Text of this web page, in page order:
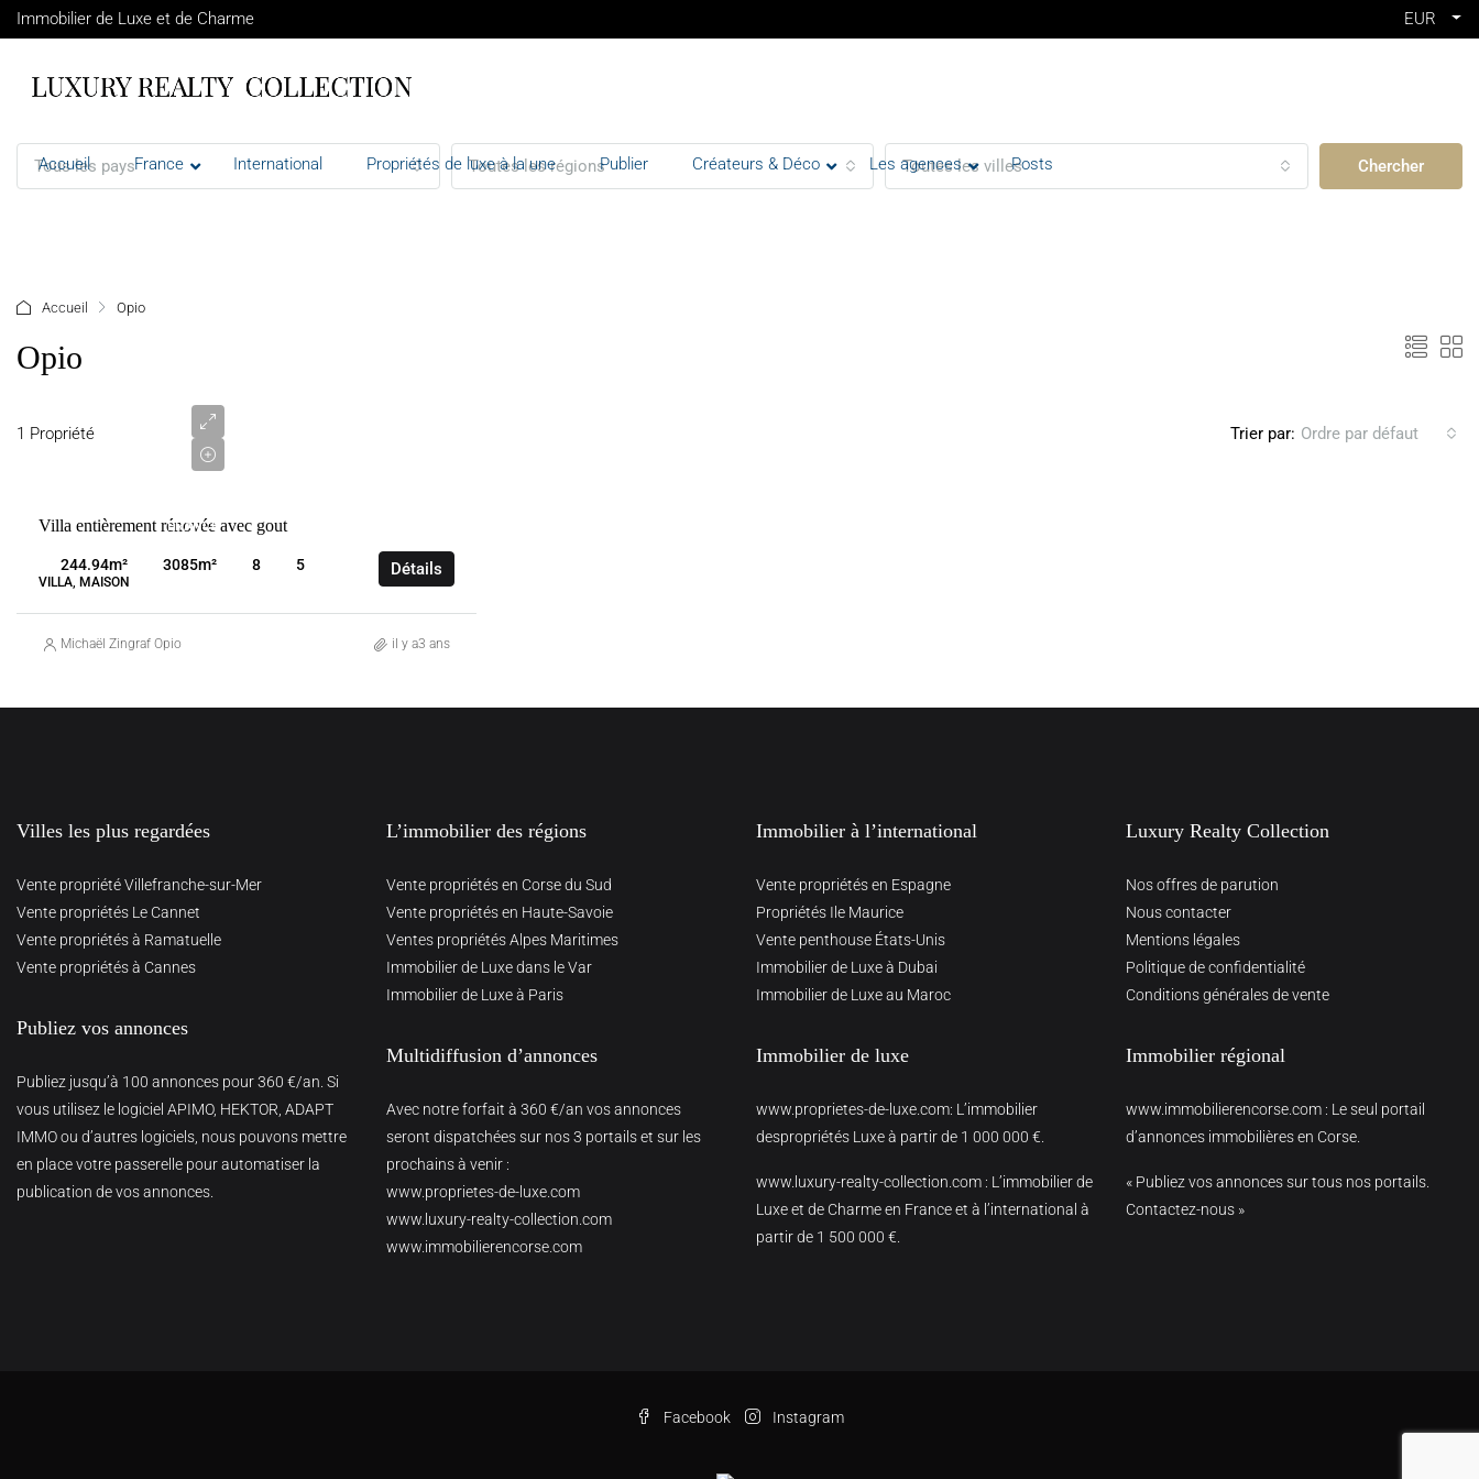
Immobilier de Luxe et de Charme EUR
Accueil France International Propriétés de luxe à la une Publier Créateurs & Déco Les agences Posts
Tous les pays Toutes les régions Toutes les villes Chercher
Accueil Opio
Opio
1 Propriété Trier par: Ordre par défaut
FRANCE
Villa entièrement rénovée avec gout
244.94m² 3085m² 8 5
VILLA, MAISON
Détails
Michaël Zingraf Opio il y a3 ans
Villes les plus regardées
Vente propriété Villefranche-sur-Mer
Vente propriétés Le Cannet
Vente propriétés à Ramatuelle
Vente propriétés à Cannes
Publiez vos annonces
Publiez jusqu’à 100 annonces pour 360 €/an. Si
vous utilisez le logiciel APIMO, HEKTOR, ADAPT
IMMO ou d’autres logiciels, nous pouvons mettre
en place votre passerelle pour automatiser la
publication de vos annonces.
L’immobilier des régions
Vente propriétés en Corse du Sud
Vente propriétés en Haute-Savoie
Ventes propriétés Alpes Maritimes
Immobilier de Luxe dans le Var
Immobilier de Luxe à Paris
Multidiffusion d’annonces
Avec notre forfait à 360 €/an vos annonces
seront dispatchées sur nos 3 portails et sur les
prochains à venir :
www.proprietes-de-luxe.com
www.luxury-realty-collection.com
www.immobilierencorse.com
Immobilier à l’international
Vente propriétés en Espagne
Propriétés Ile Maurice
Vente penthouse États-Unis
Immobilier de Luxe à Dubai
Immobilier de Luxe au Maroc
Immobilier de luxe
www.proprietes-de-luxe.com: L’immobilier
despropriétés Luxe à partir de 1 000 000 €.
www.luxury-realty-collection.com : L’immobilier de
Luxe et de Charme en France et à l’international à
partir de 1 500 000 €.
Luxury Realty Collection
Nos offres de parution
Nous contacter
Mentions légales
Politique de confidentialité
Conditions générales de vente
Immobilier régional
www.immobilierencorse.com : Le seul portail
d’annonces immobilières en Corse.
« Publiez vos annonces sur tous nos portails.
Contactez-nous »
Facebook Instagram